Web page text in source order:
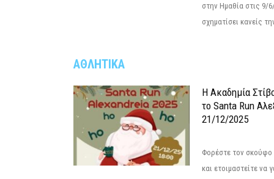
στην Ημαθία στις 9/
σχηματίσει κανείς
ΑΘΛΗΤΙΚΑ
Η Ακαδημία
το Santa Run
21/12/2025
Φορέστε τον σκούφο
και ετοιμαστείτε να